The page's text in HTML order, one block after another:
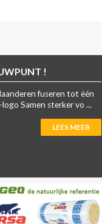
!
fuseren tot één
Samen sterker vo ...
LEES MEER